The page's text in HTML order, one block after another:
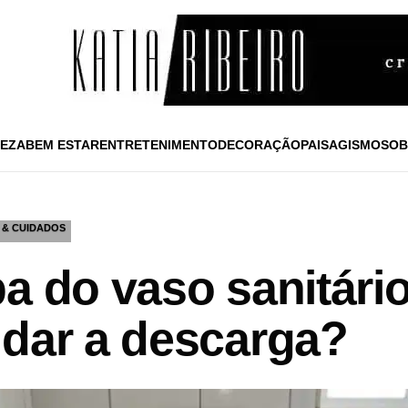
BEM ESTARENTRETENIMENTODECORAÇÃOPAISAGISMO
CUIDADOS
do vaso
a descarga?